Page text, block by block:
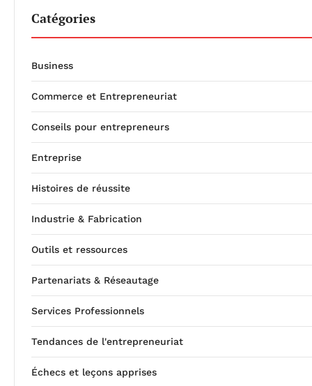
Catégories
Business
Commerce et Entrepreneuriat
Conseils pour entrepreneurs
Entreprise
Histoires de réussite
Industrie & Fabrication
Outils et ressources
Partenariats & Réseautage
Services Professionnels
Tendances de l'entrepreneuriat
Échecs et leçons apprises